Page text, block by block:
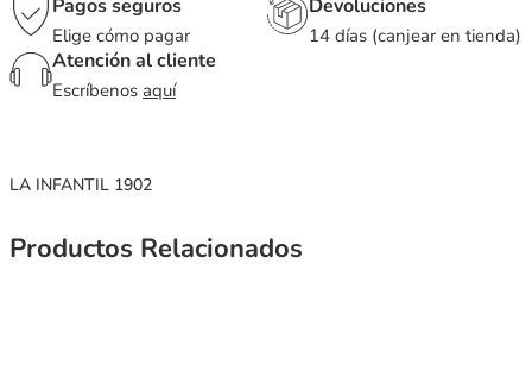
Pagos seguros
Elige cómo pagar
Devoluciones
14 días (canjear en tienda)
Atención al cliente
Escríbenos aquí
LA INFANTIL 1902
Productos Relacionados